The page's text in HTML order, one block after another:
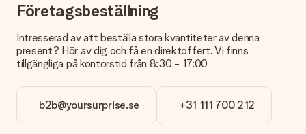
Hur vet jag att min bild har tillräckligt hög kvalitet?
det viktigt att använda foton av hög kvalitet. Om du är osäker
på kvaliteten på din bild kan du kontakta vår kundtjänst och
bifoga ditt foto tillsammans med den gåva du är intresserad
Vilket format kan jag ladda upp?
Du kan ladda upp filer i JPG och PNG-format. Är detta för
Företagsbeställning
Intresserad av att beställa stora kvantiteter av denna
present? Hör av dig och få en direktoffert. Vi finns
tillgängliga på kontorstid från 8:30 - 17:00
b2b@yoursurprise.se +31 111 700 212